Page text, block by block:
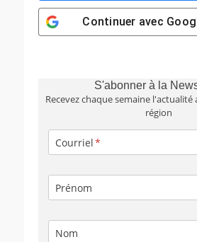
Continuer avec
S'abonner à la
Recevez chaque semaine
région
Courriel
Prénom
Nom